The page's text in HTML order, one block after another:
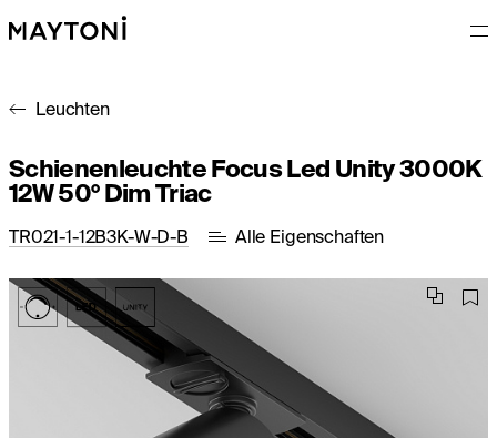
Leuchten
Schienenleuchte Focus Led Unity 3000K
12W 50° Dim Triac
TR021-1-12B3K-W-D-B Alle Eigenschaften